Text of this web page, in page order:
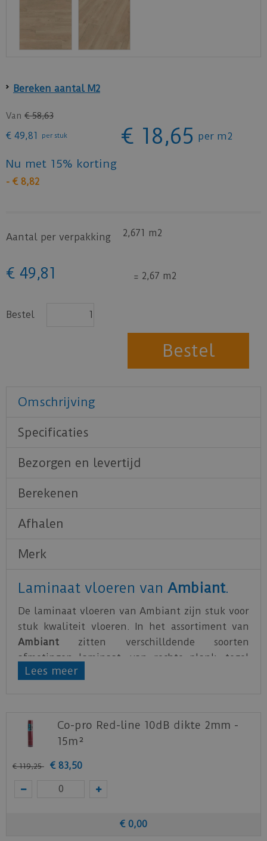
Bereken aantal M2
Van € 58,63
€ 49,81 per stuk € 18,65 per m2
Nu met 15% korting
- € 8,82
Aantal per verpakking 2,671 m2
€ 49,81 = 2,67 m2
Bestel
Omschrijving
Specificaties
Bezorgen en levertijd
Berekenen
Afhalen
Merk
Laminaat vloeren van Ambiant.
De laminaat vloeren van Ambiant zijn stuk voor
stuk kwaliteit vloeren. In het assortiment van
Ambiant zitten verschilldende soorten
afmetingen laminaat, van rechte plank, tegel
tot visgraat.
vloer in een appartement geplaatst zal worden
is deRed-line
nieuwe of huidige meubels? Vraag dan
Lees meer
Co-pro Red-line 10dB dikte 2mm -
15m²
€ 119,25 € 83,50
€ 0,00